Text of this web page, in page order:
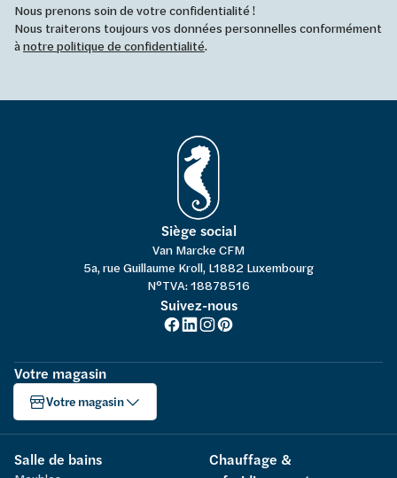
Nous prenons soin de votre confidentialité !
Nous traiterons toujours vos données personnelles conformément
ànotre politique de confidentialité.
Siège social
Van Marcke CFM
5a, rue Guillaume Kroll, L1882 Luxembourg
N°TVA: 18878516
Suivez-nous
Votre magasin
Votre magasin
Salle de bains
Chauffage &